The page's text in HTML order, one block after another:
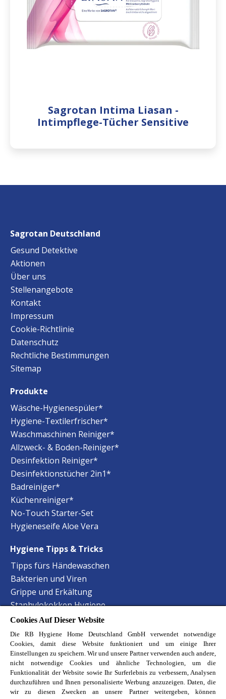
Sagrotan Intima Liasan -
Intimpflege-Tücher Sensitive
Sagrotan Deutschland
Gesund Detektive
Aktionen
Über uns
Stellenangebote
Kontakt
Impressum
Cookie-Richtlinie
Datenschutz
Rechtliche Bestimmungen
Sitemap
Produkte
Wäsche-Hygienespüler*
Hygiene-Textilerfrischer*
Waschmaschinen Reiniger*
Allzweck- & Boden-Reiniger*
Desinfektion Reiniger*
Desinfektionstücher 2in1*
Badreiniger*
Küchenreiniger*
No-Touch Starter-Set
Hygieneseife Aloe Vera
Hygiene Tipps & Tricks
Tipps fürs Händewaschen
Bakterien und Viren
Grippe und Erkältung
Staphylokokken Hygiene
Harnwegsinfektionen Hygiene
Lebensmittelvergiftung Hygiene
Hand-Mund-Fuss Krankheit
Baby-Krankheiten erkennen
Haustierbesitzer Reinigungstipps
Allergene im Schlafzimmer
Cookies Auf Dieser Website
Die RB Hygiene Home Deutschland GmbH verwendet notwendige
Cookies, damit diese Website funktioniert und um einige Ihrer
Einstellungen zu speichern. Wir und unsere Partner verwenden auch andere,
nicht notwendige Cookies und ähnliche Technologien, um die
Funktionalität der Website sowie Ihr Surferlebnis zu verbessern, Analysen
durchzuführen und Ihnen personalisierte Werbung anzuzeigen. Daten, die
wir zu diesen Zwecken an unsere Partner weitergeben, können